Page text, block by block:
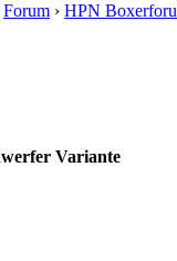
Forum › HPN
Variante